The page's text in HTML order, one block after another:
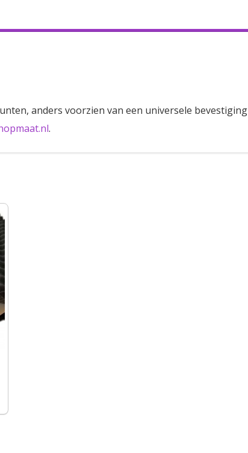
anders voorzien van een universele bevestiging
.